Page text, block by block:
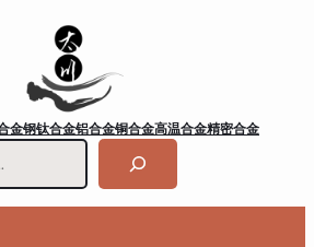
金钢钛合金铝合金铜合金高温合金精密合金